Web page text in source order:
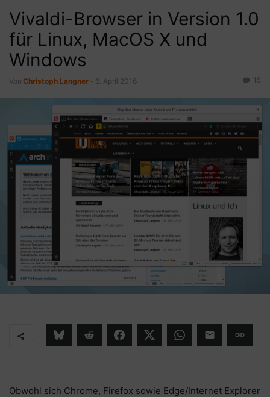
Vivaldi-Browser in Version 1.0
für Linux, MacOS X und
Windows
Von Christoph Langner 6. April 2016 15
Obwohl sich Chrome, Firefox sowie Edge/Internet Explorer